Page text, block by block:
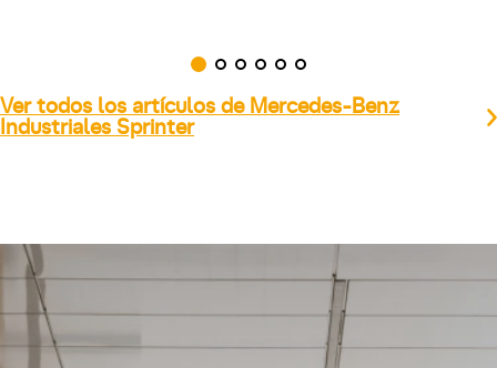
Ver todos los artículos de Mercedes-Benz
Industriales Sprinter